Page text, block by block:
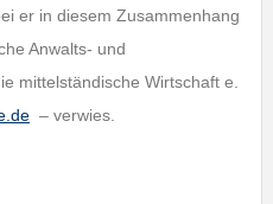
er in diesem Zusammenhang
Anwalts- und
mittelständische Wirtschaft e.
– verwies.